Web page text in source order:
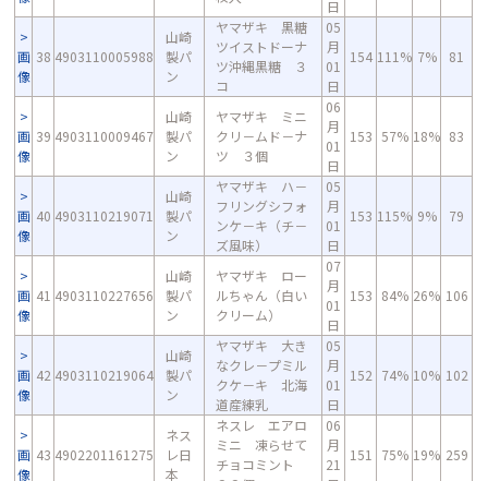
日
画
像
38 4903110005988
山崎
製パ
ン
ヤマザキ 黒糖
ツイストドーナ
ツ沖縄黒糖 ３
コ
05
月
01
日
154 111% 7% 81
画
像
39 4903110009467
山崎
製パ
ン
ヤマザキ ミニ
クリ－ムド－ナ
ツ ３個
06
月
01
日
153 57% 18% 83
画
像
40 4903110219071
山崎
製パ
ン
ヤマザキ ハ－
フリングシフォ
ンケ－キ（チ－
ズ風味）
05
月
01
日
153 115% 9% 79
画
像
41 4903110227656
山崎
製パ
ン
ヤマザキ ロー
ルちゃん（白い
クリーム）
07
月
01
日
153 84% 26% 106
画
像
42 4903110219064
山崎
製パ
ン
ヤマザキ 大き
なクレ－プミル
クケ－キ 北海
道産練乳
05
月
01
日
152 74% 10% 102
画
像
43 4902201161275
ネス
レ日
本
ネスレ エアロ
ミニ 凍らせて
チョコミント
06
月
21
151 75% 19% 259